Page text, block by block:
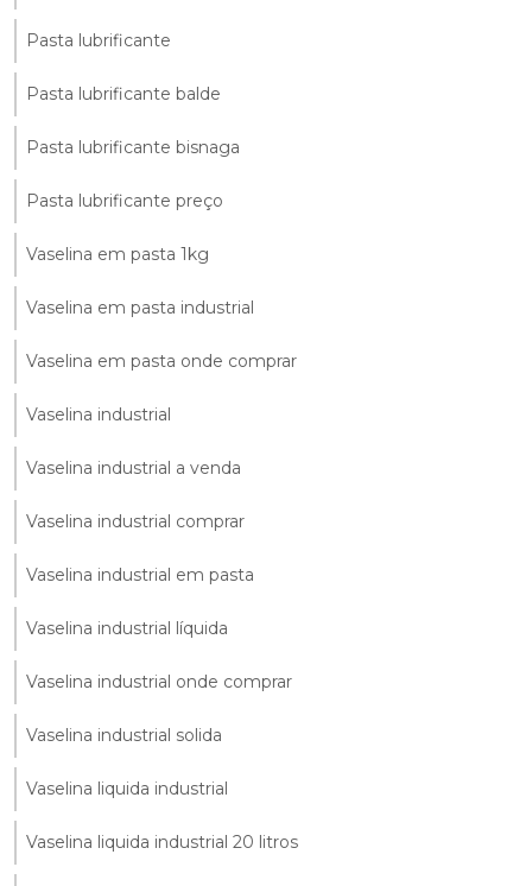
Pasta lubrificante
Pasta lubrificante balde
Pasta lubrificante bisnaga
Pasta lubrificante preço
Vaselina em pasta 1kg
Vaselina em pasta industrial
Vaselina em pasta onde comprar
Vaselina industrial
Vaselina industrial a venda
Vaselina industrial comprar
Vaselina industrial em pasta
Vaselina industrial líquida
Vaselina industrial onde comprar
Vaselina industrial solida
Vaselina liquida industrial
Vaselina liquida industrial 20 litros